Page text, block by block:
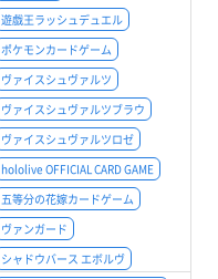
遊戯王ラッシュデュエル
ポケモンカードゲーム
ヴァイスシュヴァルツ
ヴァイスシュヴァルツブラウ
ヴァイスシュヴァルツロゼ
hololive OFFICIAL CARD GAME
五等分の花嫁カードゲーム
ヴァンガード
シャドウバース エボルヴ